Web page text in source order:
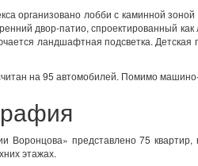
организовано лобби с каминной
двор-патио, спроектированный
ландшафтная подсветка.
на 95 автомобилей. Помимо
Воронцова» представлено 75
этажах.